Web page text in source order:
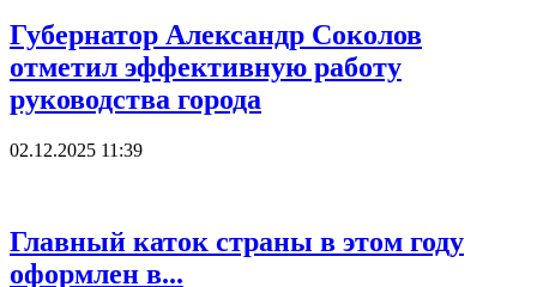
Губернатор Александр Соколов
отметил эффективную работу
руководства города
02.12.2025 11:39
Главный каток страны в этом году
оформлен в...